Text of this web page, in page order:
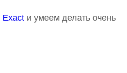
Exact и умеем делать очень